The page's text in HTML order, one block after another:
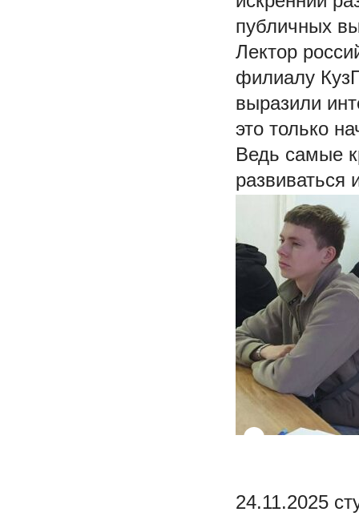
публичных
Лектор
филиалу
выразили
это только
Ведь самые
развиваться
24.11.2025